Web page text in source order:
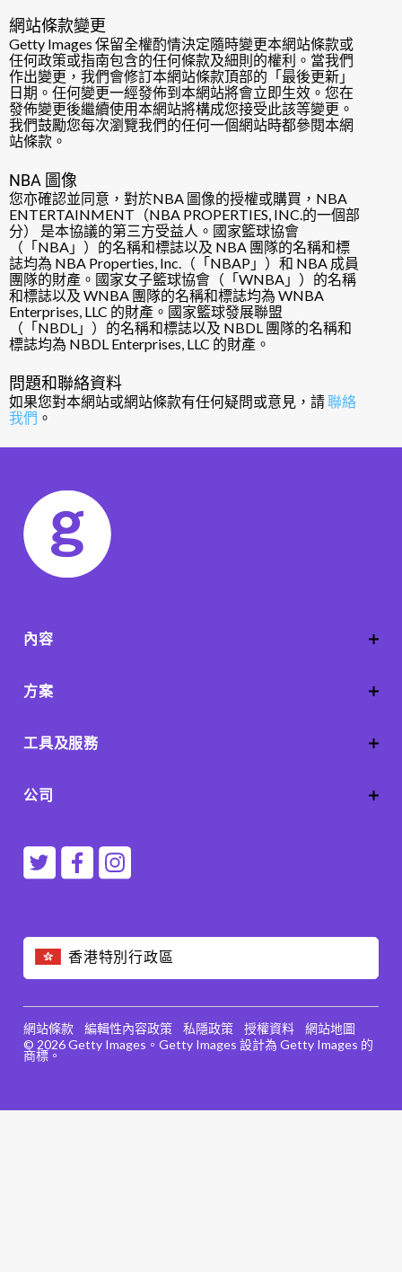
網站條款變更
Getty Images 保留全權酌情決定隨時變更本網站條款或
任何政策或指南包含的任何條款及細則的權利。當我們
作出變更，我們會修訂本網站條款頂部的「最後更新」
日期。任何變更一經發佈到本網站將會立即生效。您在
發佈變更後繼續使用本網站將構成您接受此該等變更。
我們鼓勵您每次瀏覽我們的任何一個網站時都參閱本網
站條款。
NBA 圖像
您亦確認並同意，對於NBA 圖像的授權或購買，NBA
ENTERTAINMENT（NBA PROPERTIES, INC.的一個部
分） 是本協議的第三方受益人。國家籃球協會
（「NBA」）的名稱和標誌以及 NBA 團隊的名稱和標
誌均為 NBA Properties, Inc.（「NBAP」）和 NBA 成員
團隊的財產。國家女子籃球協會（「WNBA」）的名稱
和標誌以及 WNBA 團隊的名稱和標誌均為 WNBA
Enterprises, LLC 的財產。國家籃球發展聯盟
（「NBDL」）的名稱和標誌以及 NBDL 團隊的名稱和
標誌均為 NBDL Enterprises, LLC 的財產。
問題和聯絡資料
如果您對本網站或網站條款有任何疑問或意見，請聯絡
我們 。
香港特別行政區
內容
方案
工具及服務
公司
© 2026 Getty Images。Getty Images 設計為 Getty Images 的
商標。
網站條款 編輯性內容政策 私隱政策 授權資料 網站地圖